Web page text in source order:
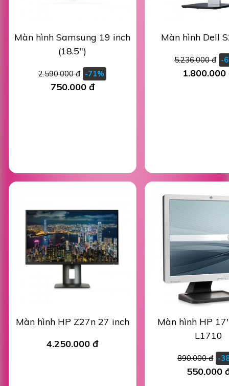
Màn hình Samsung 19 inch
(18.5")
2.590.000 đ -71%
750.000 đ
Màn hình Dell
5.236.000 đ -
1.800.000
Màn hình HP Z27n 27 inch
4.250.000 đ
Màn hình HP
L1710
890.000 đ -
550.000